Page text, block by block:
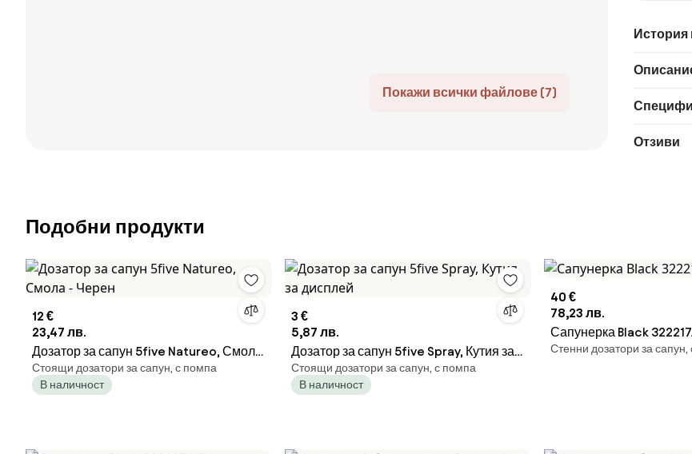
Покажи всички файлове (7)
История
Отзиви
Подобни продукти
12 €
23,47 лв.
Дозатор за сапун 5five Natureo, Смола
- Черен
Стоящи дозатори за сапун, с помпа
В наличност
3 €
5,87 лв.
Дозатор за сапун 5five Spray, Кутия за
дисплей
Стоящи дозатори за сапун, с помпа
В наличност
40 €
78,23 лв.
Сапунерка Black
Стенни дозатори за